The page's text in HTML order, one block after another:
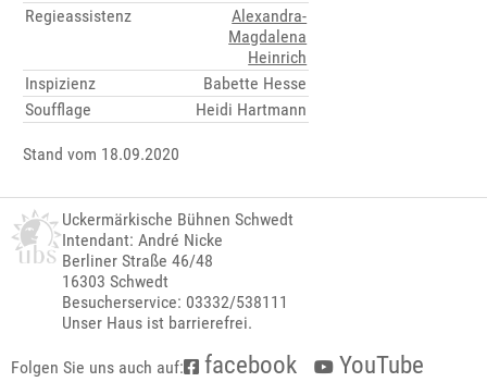
Regieassistenz
Alexandra-
Magdalena
Heinrich
Inspizienz
Babette Hesse
Soufflage
Heidi Hartmann
Stand vom 18.09.2020
Uckermärkische Bühnen Schwedt
Intendant: André Nicke
Berliner Straße 46/48
16303 Schwedt
Besucherservice: 03332/538111
Unser Haus ist barrierefrei.
Folgen Sie uns auch auf: facebook
YouTube